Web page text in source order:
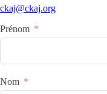
ckaj@ckaj.org
Prénom
Nom